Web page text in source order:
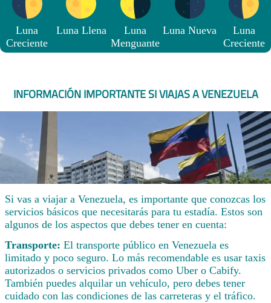
Luna
Creciente
Luna Llena
Luna
Menguante
Luna Nueva
Luna
Creciente
INFORMACIÓN IMPORTANTE SI VIAJAS A VENEZUELA
Si vas a viajar a Venezuela, es importante que conozcas los
servicios básicos que necesitarás para tu estadía. Estos son
algunos de los aspectos que debes tener en cuenta:
Transporte: El transporte público en Venezuela es
limitado y poco seguro. Lo más recomendable es usar taxis
autorizados o servicios privados como Uber o Cabify.
También puedes alquilar un vehículo, pero debes tener
cuidado con las condiciones de las carreteras y el tráfico.